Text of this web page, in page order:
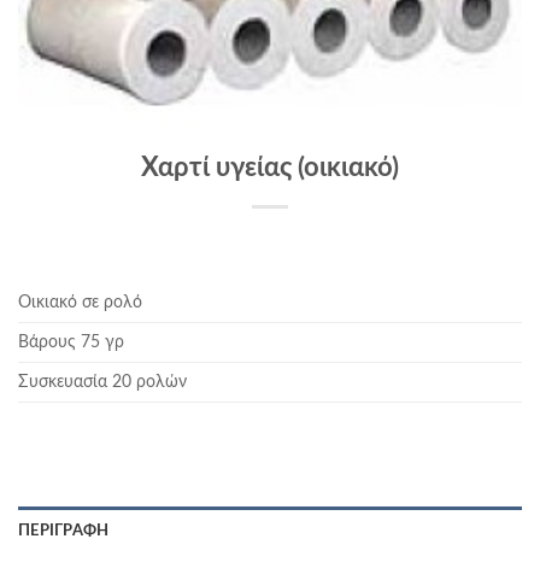
Χαρτί υγείας (οικιακό)
Οικιακό σε ρολό
Βάρους 75 γρ
Συσκευασία 20 ρολών
ΠΕΡΙΓΡΑΦΉ